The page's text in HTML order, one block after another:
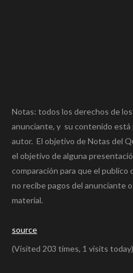
Notas: todos los derechos de
anunciante, y su contenido
autor. El objetivo de Notas del
el objetivo de alguna
comparación para que el
no recibe pagos del anunciante
material.
source
(Visited 203 times, 1 visits today)